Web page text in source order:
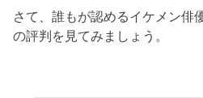
さて、誰もが認めるイケメン俳
の評判を見てみましょう。